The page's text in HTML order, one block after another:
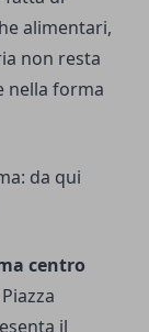
alimentari,
non resta
nella forma
da qui
centro
il